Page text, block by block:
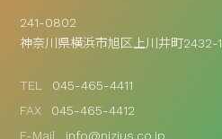
241-0802
神奈川県横浜市旭区上川井町2432-1
TEL
045-465-4411
FAX
045-465-4412
E-Mail
info@nizius.co.jp